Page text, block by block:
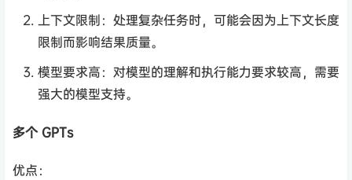
上下文限制：处理复杂任务时，可能会因为上下文长度
限制而影响结果质量。
模型要求高：对模型的理解和执行能力要求较高，需要
强大的模型支持。
多个 GPTs
优点：